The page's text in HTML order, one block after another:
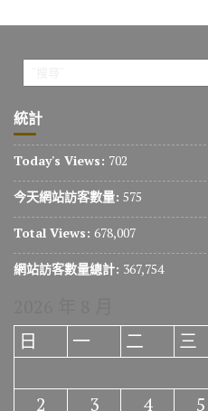
統計
Today's Views: 702
今天網站訪客數量: 575
Total Views: 678,007
網站訪客數量總計: 367,754
日
一 二 三
2
3 4 5